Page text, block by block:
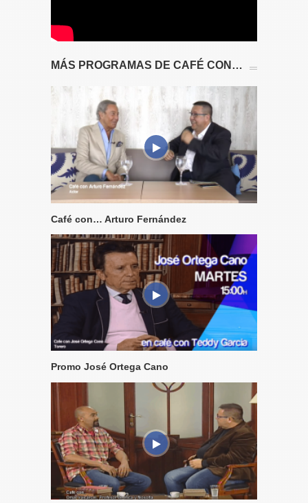
MÁS PROGRAMAS DE CAFÉ CON…
Café con… Arturo Fernández
Promo José Ortega Cano